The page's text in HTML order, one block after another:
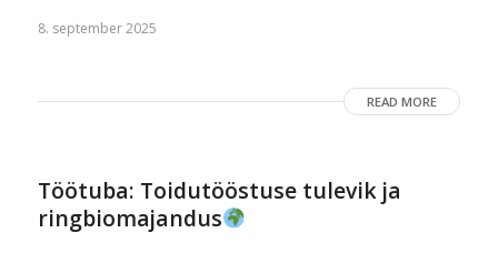
8. september 2025
READ MORE
Töötuba: Toidutööstuse tulevik ja
ringbiomajandus